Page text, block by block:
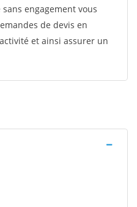
engagement vous
de devis en
et ainsi assurer un